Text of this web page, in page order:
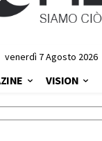
venerdì 7 Agosto 2026
VISION